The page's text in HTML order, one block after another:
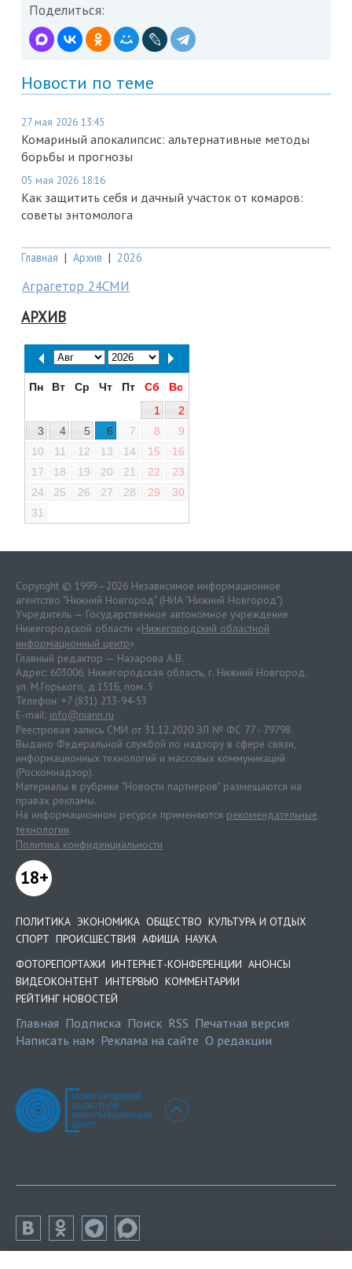
Поделиться:
Новости по теме
27 мая 2026 13:45
Комариный апокалипсис: альтернативные методы
борьбы и прогнозы
05 мая 2026 18:16
Как защитить себя и дачный участок от комаров:
советы энтомолога
Главная | Архив | 2026
Аграгетор 24СМИ
АРХИВ
Пн Вт Ср Чт Пт Сб
Вс
1
2
3
4 5 6 7 8
9
10
11 12 13 14 15
16
17
18 19 20 21 22
23
24
25 26 27 28 29
30
31
Copyright © 1999—2026 Независимое информационное
агентство "Нижний Новгород" (НИА "Нижний Новгород")
Учредитель — Государственное автономное учреждение
Нижегородской области «Нижегородский областной
информационный центр»
Главный редактор — Назарова А.В.
Адрес: 603006, Нижегородская область, г. Нижний Новгород.
ул. М.Горького, д.151Б, пом. 5
Телефон: +7 (831) 233-94-53
E-mail: info@niann.ru
Реестровая запись СМИ от 31.12.2020 ЭЛ № ФС 77 - 79798.
Выдано Федеральной службой по надзору в сфере связи,
информационных технологий и массовых коммуникаций
(Роскомнадзор).
Материалы в рубрике "Новости партнеров" размещаются на
правах рекламы.
На информационном ресурсе применяются рекомендательные
технологии.
Политика конфиденциальности
18+
ПОЛИТИКА ЭКОНОМИКА ОБЩЕСТВО КУЛЬТУРА И ОТДЫХ
СПОРТ ПРОИСШЕСТВИЯ АФИША НАУКА
ФОТОРЕПОРТАЖИ ИНТЕРНЕТ-КОНФЕРЕНЦИИ АНОНСЫ
ВИДЕОКОНТЕНТ ИНТЕРВЬЮ КОММЕНТАРИИ
РЕЙТИНГ НОВОСТЕЙ
Главная Подписка Поиск RSS Печатная версия
Написать нам Реклама на сайте О редакции